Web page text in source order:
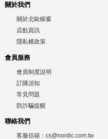
關於我們
關於北歐櫥窗
店點資訊
隱私權政策
會員服務
會員制度說明
訂購須知
常見問題
防詐騙提醒
聯絡我們
客服信箱： cs@nordic.com.tw